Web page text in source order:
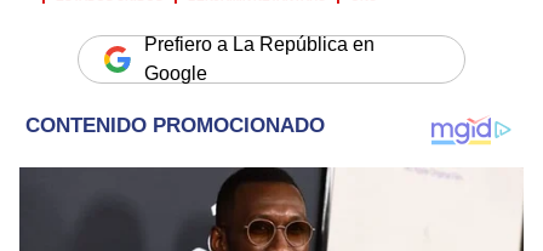
Prefiero a La República en
Google